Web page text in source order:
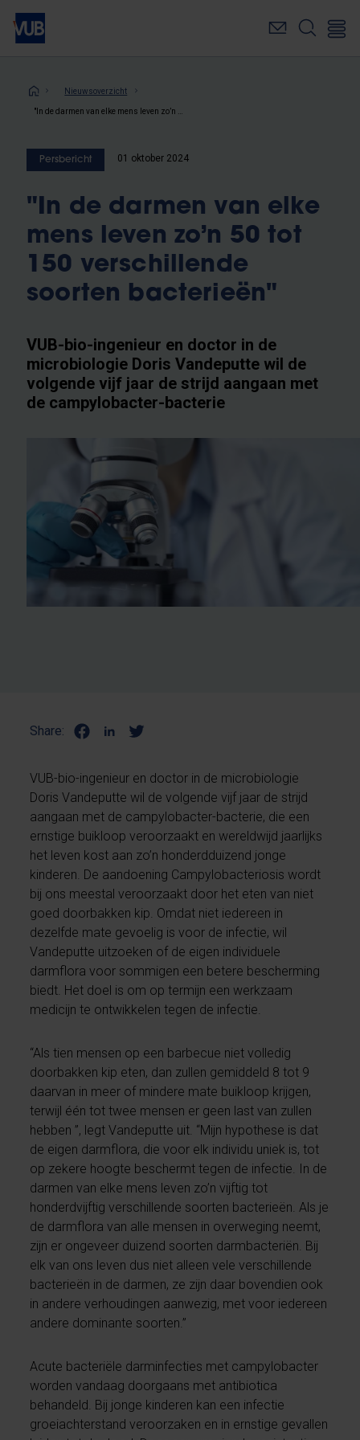
Overslaan
naar
inhoudKruimelpad
Nieuwsoverzicht
Persbericht 01 oktober 2024
"In de darmen van elke
mens leven zo’n 50 tot
150 verschillende
soorten bacterieën"
VUB-bio-ingenieur en doctor in de
microbiologie Doris Vandeputte wil de
volgende vijf jaar de strijd aangaan met
de campylobacter-bacterie
Share:
VUB-bio-ingenieur en doctor in de microbiologie
Doris Vandeputte wil de volgende vijf jaar de strijd
aangaan met de campylobacter-bacterie, die een
ernstige buikloop veroorzaakt en wereldwijd jaarlijks
het leven kost aan zo’n honderdduizend jonge
kinderen. De aandoening Campylobacteriosis wordt
bij ons meestal veroorzaakt door het eten van niet
goed doorbakken kip. Omdat niet iedereen in
dezelfde mate gevoelig is voor de infectie, wil
Vandeputte uitzoeken of de eigen individuele
darmflora voor sommigen een betere bescherming
biedt. Het doel is om op termijn een werkzaam
medicijn te ontwikkelen tegen de infectie.
“Als tien mensen op een barbecue niet volledig
doorbakken kip eten, dan zullen gemiddeld 8 tot 9
daarvan in meer of mindere mate buikloop krijgen,
terwijl één tot twee mensen er geen last van zullen
hebben ”, legt Vandeputte uit. “Mijn hypothese is dat
de eigen darmflora, die voor elk individu uniek is, tot
op zekere hoogte beschermt tegen de infectie. In de
darmen van elke mens leven zo’n vijftig tot
honderdvijftig verschillende soorten bacterieën. Als je
de darmflora van alle mensen in overweging neemt,
zijn er ongeveer duizend soorten darmbacteriën. Bij
elk van ons leven dus niet alleen vele verschillende
bacterieën in de darmen, ze zijn daar bovendien ook
in andere verhoudingen aanwezig, met voor iedereen
andere dominante soorten.”
Acute bacteriële darminfecties met campylobacter
worden vandaag doorgaans met antibiotica
behandeld. Bij jonge kinderen kan een infectie
groeiachterstand veroorzaken en in ernstige gevallen